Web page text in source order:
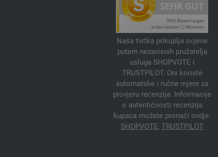
Naša tvrtka prikuplja ocjene
putem nezavisnih pružatelja
usluga SHOPVOTE i
TRUSTPILOT. Oni koriste
automatske i ručne mjere za
provjeru recenzija. Informacije
o autentičnosti recenzija
kupaca možete pronaći ovdje:
SHOPVOTE, TRUSTPILOT